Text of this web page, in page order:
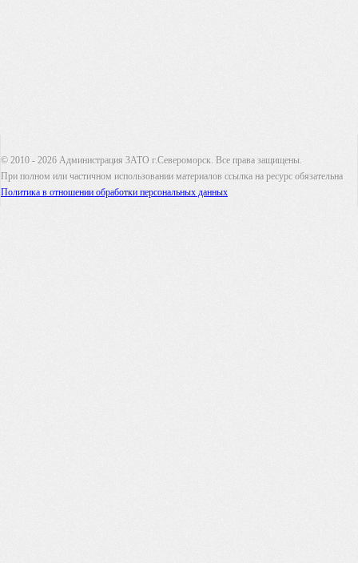
© 2010 - 2026 Администрация ЗАТО г.Североморск. Все права защищены.
При полном или частичном использовании материалов ссылка на ресурс обязательна
Политика в отношении обработки персональных данных